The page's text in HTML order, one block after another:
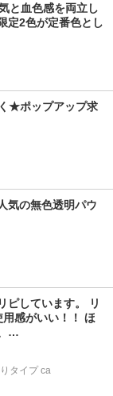
と血色感を両立し
定2色が定番色とし
★ポップアップ求
気の無色透明パウ
ピしています。 リ
感がいい！！ ほ
…
タイプ ca